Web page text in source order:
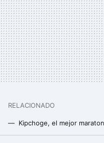
RELACIONADO